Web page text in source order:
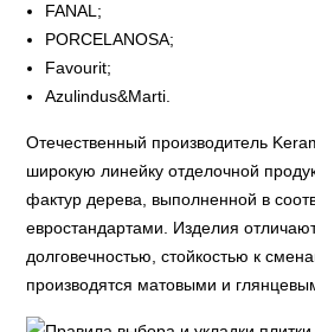
FANAL;
PORCELANOSA;
Favourit;
Azulindus&Marti.
Отечественный производитель
широкую линейку отделочной
фактур дерева, выполненной в
евростандартами. Изделия
долговечностью, стойкостью к
производятся матовыми и